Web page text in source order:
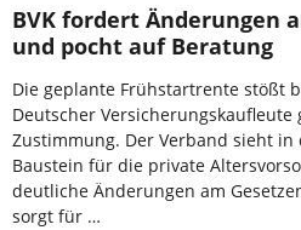
BVK fordert Änderungen
und pocht auf Beratung
Die geplante Frühstartrente stößt
Deutscher
Zustimmung. Der Verband sieht
Baustein für die private
deutliche Änderungen am
sorgt für …